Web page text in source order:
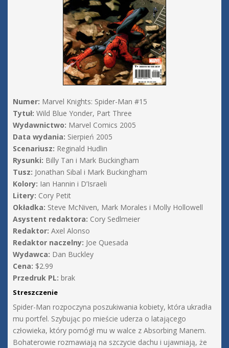
Numer: Marvel Knights: Spider-Man #15
Tytuł: Wild Blue Yonder, Part Three
Wydawnictwo: Marvel Comics 2005
Data wydania: Sierpień 2005
Scenariusz: Reginald Hudlin
Rysunki: Billy Tan i Mark Buckingham
Tusz: Jonathan Sibal i Mark Buckingham
Kolory: Ian Hannin i D’Israeli
Litery: Cory Petit
Okładka: Steve McNiven, Mark Morales i Molly Hollowell
Asystent redaktora: Cory Sedlmeier
Redaktor: Axel Alonso
Redaktor naczelny: Joe Quesada
Wydawca: Dan Buckley
Cena: $2.99
Przedruk PL: brak
Streszczenie
Spider-Man rozpoczyna poszukiwania kobiety, która ukradła
mu portfel. Szybując po mieście uderza o latającego
człowieka, który pomógł mu w walce z Absorbing Manem.
Bohaterowie rozmawiają na szczycie dachu i ujawniają, że